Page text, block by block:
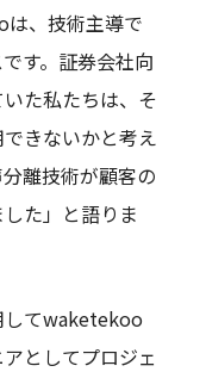
、技術主導で
す。証券会社向
た私たちは、そ
きないかと考え
離技術が顧客の
た」と語りま
してwaketekoo
としてプロジェ